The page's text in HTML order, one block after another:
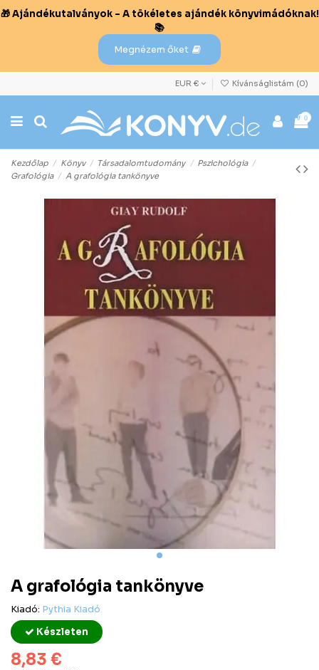
🎁 Ajándékutalványok – A tökéletes ajándék könyvimádóknak!
📚
Megnézem őket
EUR € Kívánságlistám (0)
0
Kezdőlap Könyv Társadalomtudomány
Pszichológia
Grafológia
A grafológia tankönyve
A grafológia tankönyve
Kiadó: Pythia Kiadó
Készleten
8,83 €